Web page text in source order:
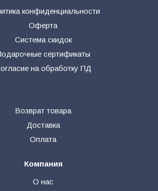
конфиденциальности
Оферта
Система скидок
сертификаты
на обработку ПД
Возврат товара
Доставка
Оплата
Компания
О нас